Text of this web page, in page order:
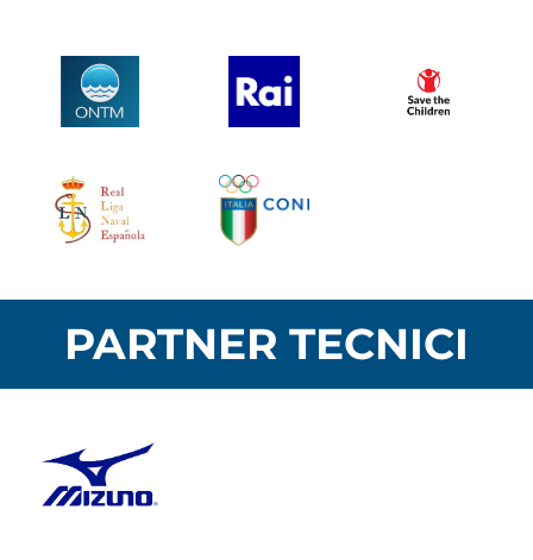
PARTNER TECNICI